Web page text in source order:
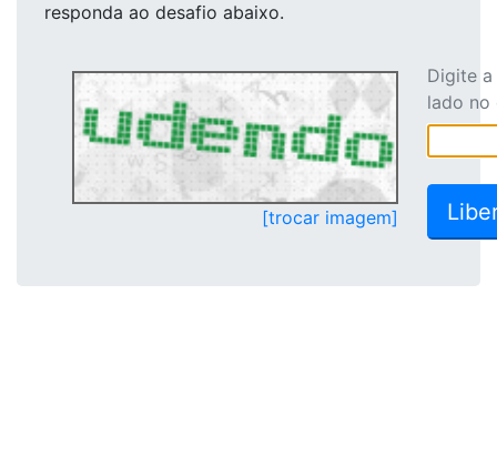
responda ao desafio abaixo.
[trocar imagem]
Digite
lado no